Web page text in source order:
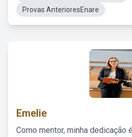
Provas AnterioresEnare
Emelie
Como mentor, minha dedicação